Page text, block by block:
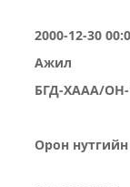
2000-12-30
Ажил
БГД-ХААА/ОН-
Орон нутгийн